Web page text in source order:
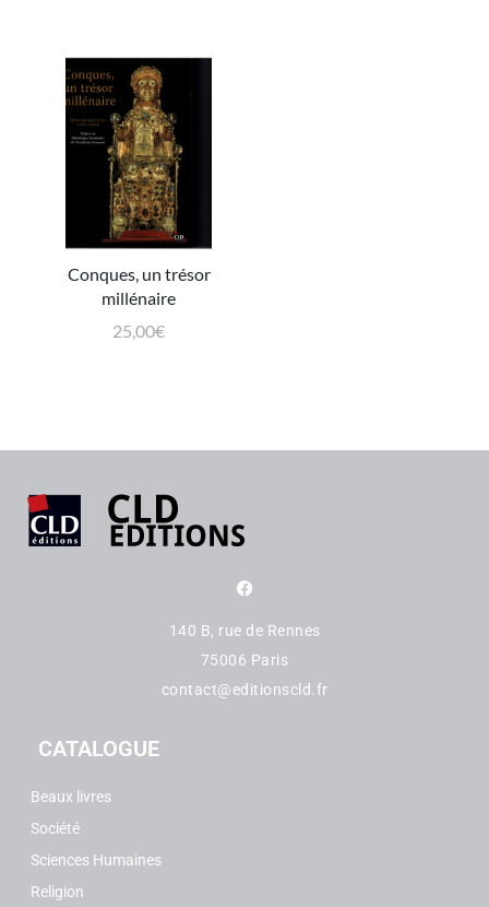
Conques, un trésor
millénaire
25,00€
140 B, rue de Rennes
75006 Paris
contact@editionscld.fr
CATALOGUE
Beaux livres
Société
Sciences Humaines
Religion